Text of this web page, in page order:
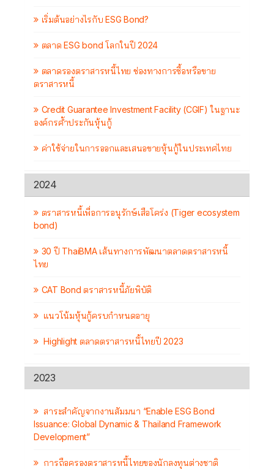
เริ่มต้นอย่างไรกับ ESG Bond?
ตลาด ESG bond โลกในปี 2024
ตลาดรองตราสารหนี้ไทย ช่องทางการซื้อหรือขาย
ตราสารหนี้
Credit Guarantee Investment Facility (CGIF) ในฐานะ
องค์กรค้ำประกันหุ้นกู้
ค่าใช้จ่ายในการออกและเสนอขายหุ้นกู้ในประเทศไทย
2024
ตราสารหนี้เพื่อการอนุรักษ์เสือโคร่ง (Tiger ecosystem
bond)
30 ปี ThaiBMA เส้นทางการพัฒนาตลาดตราสารหนี้
ไทย
CAT Bond ตราสารหนี้ภัยพิบัติ
แนวโน้มหุ้นกู้ครบกำหนดอายุ
Highlight ตลาดตราสารหนี้ไทยปี 2023
2023
สาระสำคัญจากงานสัมมนา “Enable ESG Bond
Issuance: Global Dynamic & Thailand Framework
Development”
การถือครองตราสารหนี้ไทยของนักลงทุนต่างชาติ